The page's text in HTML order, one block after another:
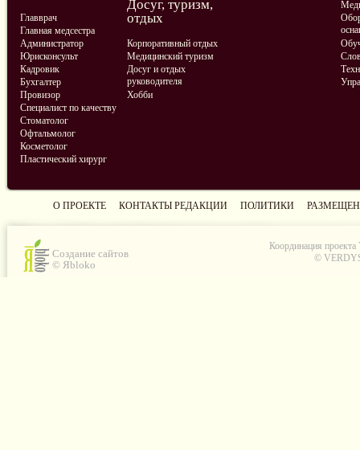
Главврач
Главная медсестра
Администратор
Юрисконсульт
Кадровик
Бухгалтер
Провизор
Специалист по качеству
Стоматолог
Офтальмолог
Косметолог
Пластический хирург
Досуг, туризм,
отдых
Корпоративный отдых
Медицинский туризм
Досуг и отдых
руководителя
Хобби
О ПРОЕКТЕ КОНТАКТЫ РЕДАКЦИИ ПОЛИТИКИ
Создание сайтов
© Яbloko
Координация проекта
©